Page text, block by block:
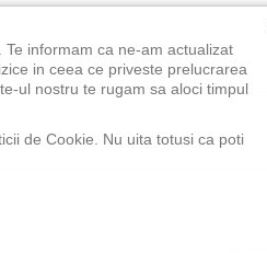
informam ca ne-am actualizat
in ceea ce priveste prelucrarea
ul nostru te rugam sa aloci timpul
de Cookie. Nu uita totusi ca poti